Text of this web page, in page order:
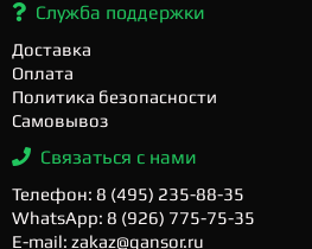
Служба поддержки
Доставка
Оплата
Политика безопасности
Самовывоз
Связаться с нами
Телефон: 8 (495) 235-88-35
WhatsApp: 8 (926) 775-75-35
E-mail: zakaz@gansor.ru